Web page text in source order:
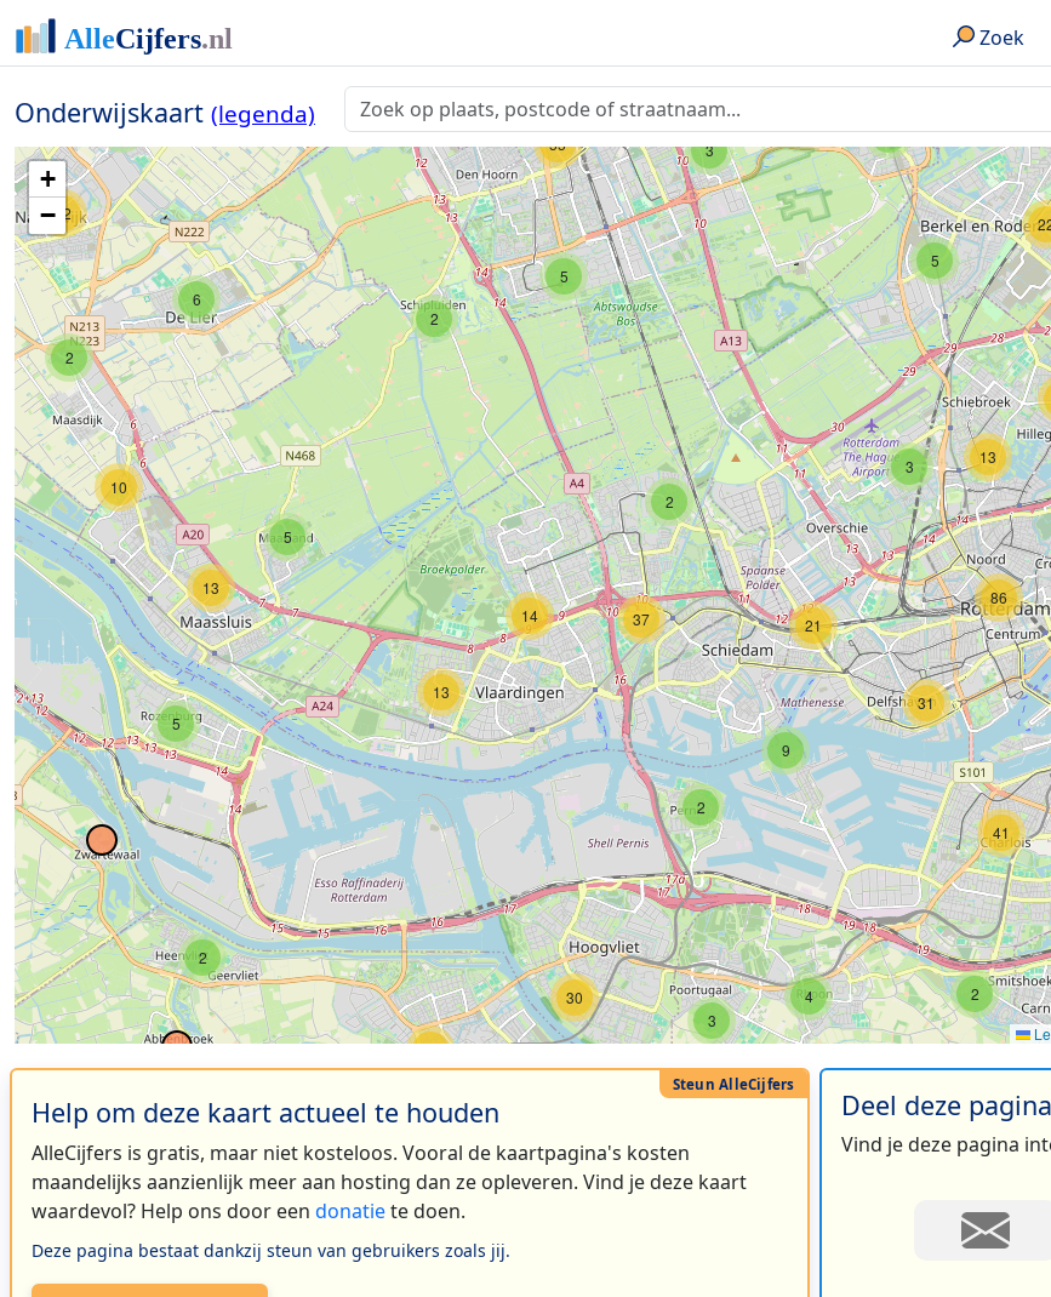
Zoek
Onderwijskaart (legenda)
2
3
10
5
13
6
2
22
2
4
2
3
6
5
55
5
2
5
3
13
2
30
25
2
2
9
14 21
37
41
3
31
13
86
+
−
Help om deze kaart actueel te houden
AlleCijfers is gratis, maar niet kosteloos. Vooral de kaartpagina's kosten
maandelijks aanzienlijk meer aan hosting dan ze opleveren. Vind je deze kaart
waardevol? Help ons door een donatiete doen.
Deze pagina bestaat dankzij steun van gebruikers zoals jij.
Deel deze pagina
Vind je deze pagina